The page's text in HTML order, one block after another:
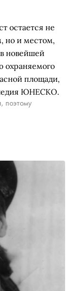
остается не
но и местом,
новейшей
охраняемого
площади,
ЮНЕСКО.
поэтому